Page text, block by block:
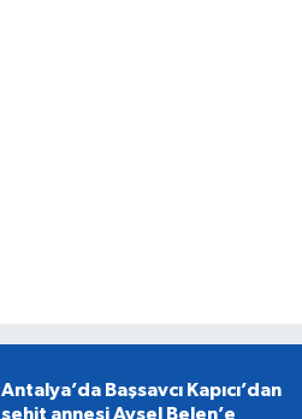
Antalya’da Başsavcı Kapıcı’dan
şehit annesi Aysel Belen’e